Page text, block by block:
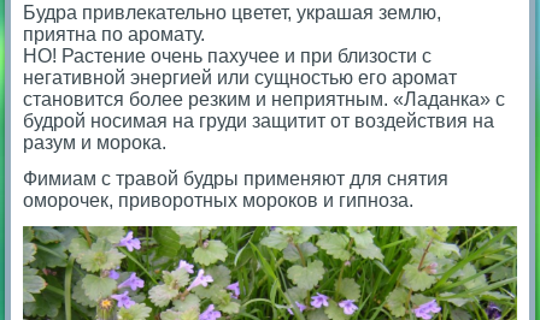
Будра привлекательно цветет, украшая землю,
приятна по аромату.
НО! Растение очень пахучее и при близости с
негативной энергией или сущностью его аромат
становится более резким и неприятным. «Ладанка» с
будрой носимая на груди защитит от воздействия на
разум и морока.
Фимиам с травой будры применяют для снятия
оморочек, приворотных мороков и гипноза.